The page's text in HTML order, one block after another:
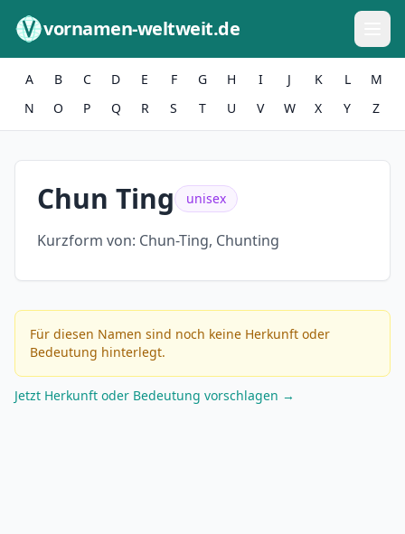
vornamen-weltweit.de
A B C D E F G H I J K L
M
N
O P Q R S T U V W X Y Z
Chun Ting unisex
Kurzform von: Chun-Ting, Chunting
Für diesen Namen sind noch keine Herkunft oder
Bedeutung hinterlegt.
Jetzt Herkunft oder Bedeutung vorschlagen →